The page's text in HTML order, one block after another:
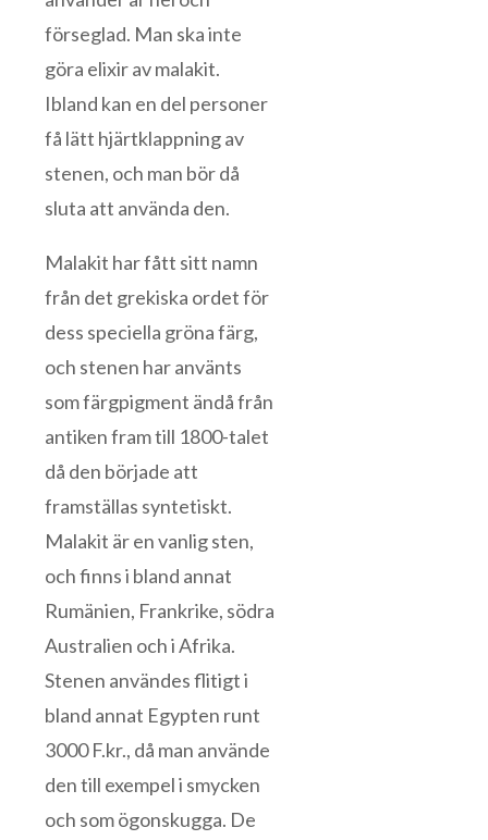
förseglad. Man ska inte
göra elixir av malakit.
Ibland kan en del personer
få lätt hjärtklappning av
stenen, och man bör då
sluta att använda den.
Malakit har fått sitt namn
från det grekiska ordet för
dess speciella gröna färg,
och stenen har använts
som färgpigment ändå från
antiken fram till 1800-talet
då den började att
framställas syntetiskt.
Malakit är en vanlig sten,
och finns i bland annat
Rumänien, Frankrike, södra
Australien och i Afrika.
Stenen användes flitigt i
bland annat Egypten runt
3000 F.kr., då man använde
den till exempel i smycken
och som ögonskugga. De